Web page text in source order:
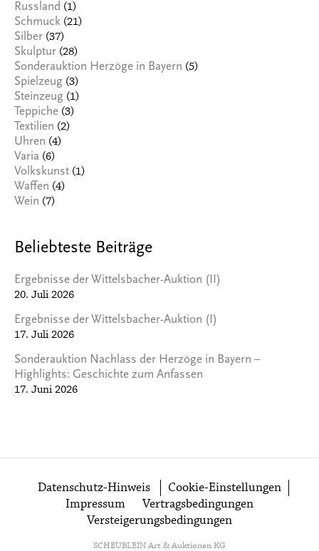
Russland (1)
Schmuck (21)
Silber (37)
Skulptur (28)
Sonderauktion Herzöge in Bayern (5)
Spielzeug (3)
Steinzeug (1)
Teppiche (3)
Textilien (2)
Uhren (4)
Varia (6)
Volkskunst (1)
Waffen (4)
Wein (7)
Beliebteste Beiträge
Ergebnisse der Wittelsbacher-Auktion (II)
20. Juli 2026
Ergebnisse der Wittelsbacher-Auktion (I)
17. Juli 2026
Sonderauktion Nachlass der Herzöge in Bayern –
Highlights: Geschichte zum Anfassen
17. Juni 2026
Datenschutz-Hinweis
Cookie-Einstellungen
Impressum
Vertragsbedingungen
Versteigerungsbedingungen
SCHEUBLEIN Art & Auktionen KG